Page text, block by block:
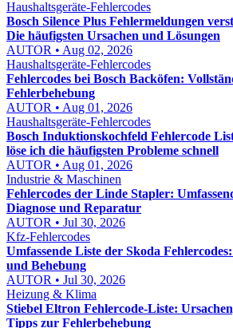
Haushaltsgeräte-Fehlercodes
Bosch Silence Plus Fehlermeldungen
Die häufigsten Ursachen und Lösungen
AUTOR • Aug 02, 2026
Haushaltsgeräte-Fehlercodes
Fehlercodes bei Bosch Backöfen:
Fehlerbehebung
AUTOR • Aug 01, 2026
Haushaltsgeräte-Fehlercodes
Bosch Induktionskochfeld Fehlercode
löse ich die häufigsten Probleme schnell
AUTOR • Aug 01, 2026
Industrie & Maschinen
Fehlercodes der Linde Stapler:
Diagnose und Reparatur
AUTOR • Jul 30, 2026
Kfz-Fehlercodes
Umfassende Liste der Skoda
und Behebung
AUTOR • Jul 30, 2026
Heizung & Klima
Stiebel Eltron Fehlercode-Liste:
Tipps zur Fehlerbehebung